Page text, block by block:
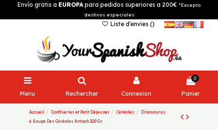
Envío gratis a EUROPApara pedidos superiores a 200€ *Excepto
destinos especiales
Liste d'envies ()
Menu Rechercher Connexion
0
Panier
Accueil Confiseries et Petit Déjeuner Céréales
Dinosaurus
à Soupe Des Céréales Artiach 320 Gr.